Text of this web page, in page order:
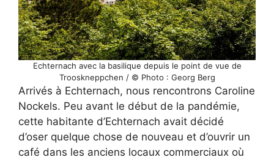
Echternach avec la basilique depuis le point de vue de
Trooskneppchen / © Photo : Georg Berg
Arrivés à Echternach, nous rencontrons Caroline
Nockels. Peu avant le début de la pandémie,
cette habitante d’Echternach avait décidé
d’oser quelque chose de nouveau et d’ouvrir un
café dans les anciens locaux commerciaux où